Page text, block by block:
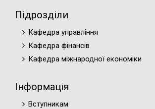
Підрозділи
Кафедра управління
Кафедра фінансів
Кафедра міжнародної економіки
Інформація
Вступникам